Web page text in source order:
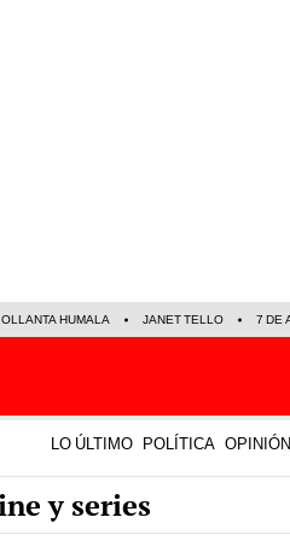
OLLANTA HUMALA JANET TELLO 7 DE
LO ÚLTIMO POLÍTICA OPINIÓN
y series